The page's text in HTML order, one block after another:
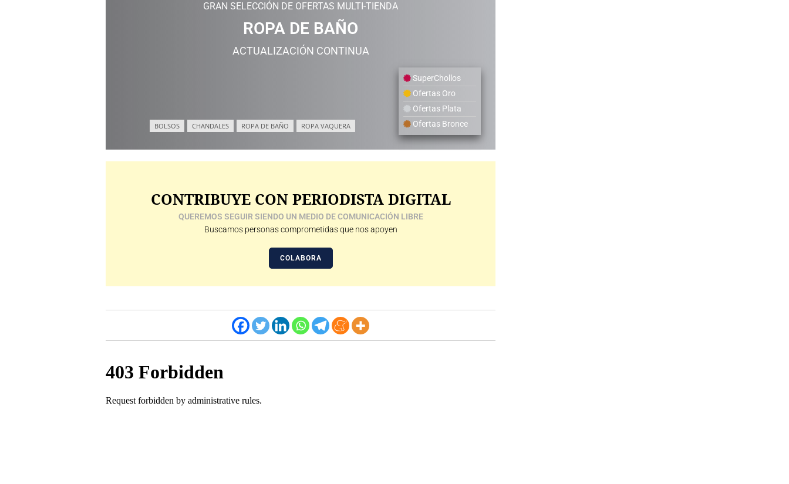
GRAN SELECCIÓN DE OFERTAS MULTI-TIENDA
ROPA DE BAÑO
ACTUALIZACIÓN CONTINUA
BOLSOS CHANDALES ROPA DE BAÑO ROPA VAQUERA
SuperChollos
Ofertas Oro
Ofertas Plata
Ofertas Bronce
CONTRIBUYE CON PERIODISTA DIGITAL
QUEREMOS SEGUIR SIENDO UN MEDIO DE COMUNICACIÓN LIBRE
Buscamos personas comprometidas que nos apoyen
COLABORA